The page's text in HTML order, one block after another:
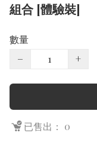
組合 [體驗裝]
數量
−
+
已售出： 0